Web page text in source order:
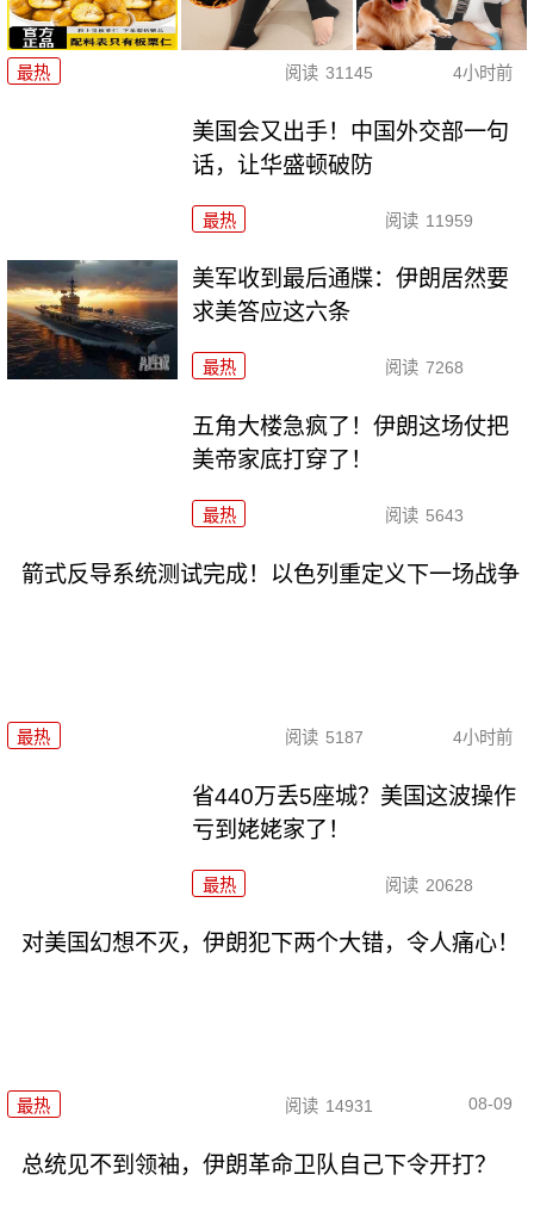
最热 阅读 31145 4小时前
美国会又出手！中国外交部一句
话，让华盛顿破防
最热 阅读 11959
美军收到最后通牒：伊朗居然要
求美答应这六条
最热 阅读 7268
五角大楼急疯了！伊朗这场仗把
美帝家底打穿了！
最热 阅读 5643
箭式反导系统测试完成！以色列重定义下一场战争
最热 阅读 5187 4小时前
省440万丢5座城？美国这波操作
亏到姥姥家了！
最热 阅读 20628
对美国幻想不灭，伊朗犯下两个大错，令人痛心！
最热 阅读 14931 08-09
总统见不到领袖，伊朗革命卫队自己下令开打？